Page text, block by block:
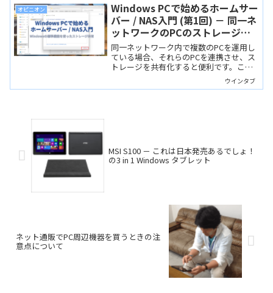
オピニオン
Windows PCで始めるホームサー
バー / NAS入門 (第1回) － 同一ネ
ットワークのPCのストレージを
共有する
同一ネットワーク内で複数のPCを運用し
ている場合、それらのPCを連携させ、ス
トレージを共有化すると便利です。この
連載では自宅でホームサーバーやNASを
始めるための解説をしていきます。ウインタブ
MSI S100 － これは日本発売あるでしょ！
の3 in 1 Windows タブレット
ネット通販でPC周辺機器を買うときの注
意点について